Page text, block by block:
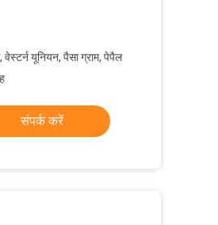
वेस्टर्न यूनियन, पैसा ग्राम, पेपैल
संपर्क करें